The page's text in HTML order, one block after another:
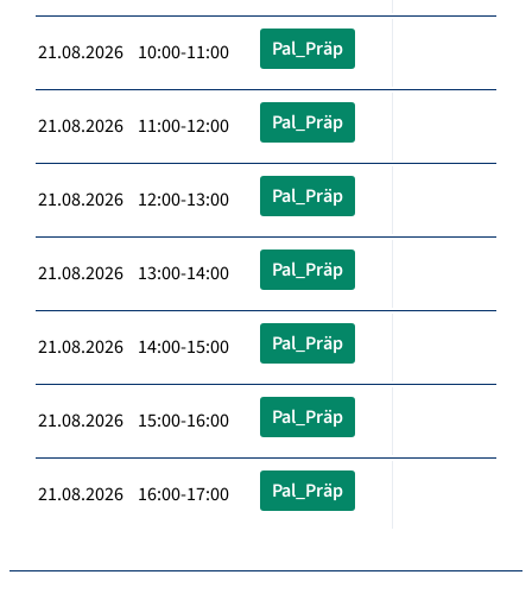
21.08.2026 10:00-11:00 Pal_Präp
21.08.2026 11:00-12:00 Pal_Präp
21.08.2026 12:00-13:00 Pal_Präp
21.08.2026 13:00-14:00 Pal_Präp
21.08.2026 14:00-15:00 Pal_Präp
21.08.2026 15:00-16:00 Pal_Präp
21.08.2026 16:00-17:00 Pal_Präp